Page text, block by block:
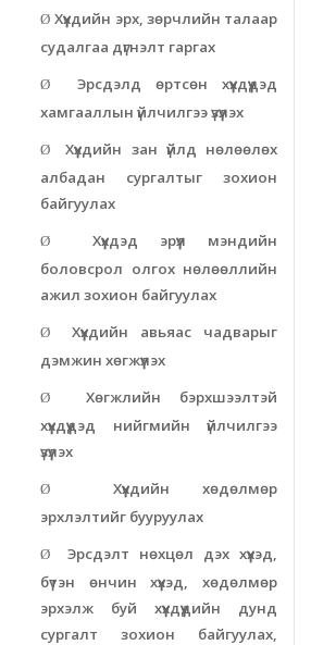
хүрээлэн ашиглалтын өмнөх
ухаан, технологийн парк
Ø Хүүхдийн эрх, зөрчлийн талаар
судалгаа дүгнэлт гаргах
Ø
Эрсдэлд өртсөн хүүхдүүдэд
хамгааллын үйлчилгээ үзүүлэх
Ø
Хүүхдийн зан үйлд нөлөөлөх
албадан сургалтыг зохион
байгуулах
Ø
Хүүхдэд эрүүл мэндийн
боловсрол олгох нөлөөллийн
ажил зохион байгуулах
Ø
Хүүхдийн авьяас чадварыг
дэмжин хөгжүүлэх
Ø
Хөгжлийн бэрхшээлтэй
хүүхдүүдэд нийгмийн үйлчилгээ
үзүүлэх
Ø
Хүүхдийн хөдөлмөр
эрхлэлтийг бууруулах
Ø
Эрсдэлт нөхцөл дэх хүүхэд,
бүтэн өнчин хүүхэд, хөдөлмөр
эрхэлж буй хүүхдүүдийн дунд
сургалт зохион байгуулах,